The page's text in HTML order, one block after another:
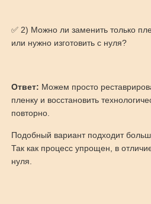
✅ 2) Можно ли заменить только
или нужно изготовить с нуля?
Ответ: Можем просто
пленку и восстановить
повторно.
Подобный вариант подходит
Так как процесс упрощен, в
нуля.